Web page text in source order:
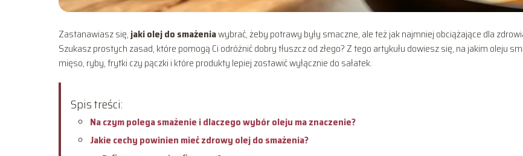
Zastanawiasz się, jaki olej do smażeniawybrać, żeby potrawy były smaczne, ale też jak najmniej obciążające dla
Szukasz prostych zasad, które pomogą Ci odróżnić dobry tłuszcz od złego? Z tego artykułu dowiesz się, na jakim oleju
mięso, ryby, frytki czy pączki i które produkty lepiej zostawić wyłącznie do sałatek.
Spis treści:
Na czym polega smażenie i dlaczego wybór oleju ma znaczenie?
Jakie cechy powinien mieć zdrowy olej do smażenia?